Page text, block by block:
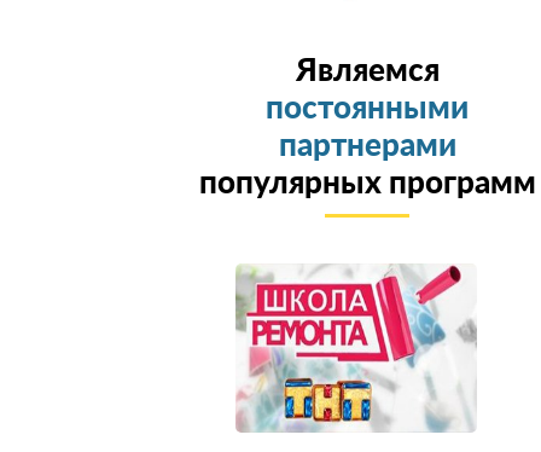
Являемся
постоянными
партнерами
популярных программ